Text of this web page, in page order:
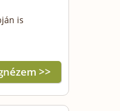
is
>>